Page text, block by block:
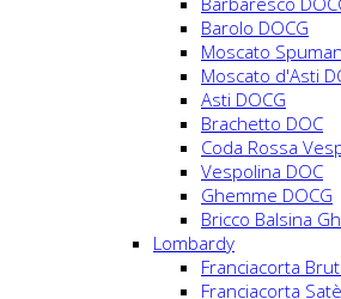
Barolo DOCG
Moscato
Moscato d'Asti
Asti DOCG
Brachetto DOC
Coda Rossa
Vespolina DOC
Ghemme DOCG
Bricco Balsina
Lombardy
Franciacorta
Franciacorta